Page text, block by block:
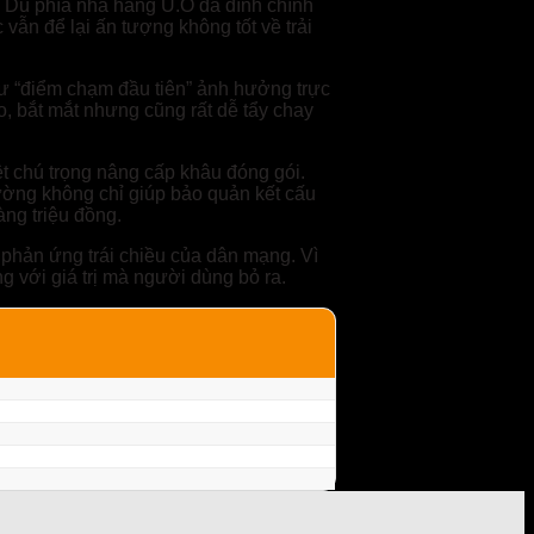
phía nhà hàng U.O đã đính chính
để lại ấn tượng không tốt về trải
chạm đầu tiên” ảnh hưởng trực
bắt mắt nhưng cũng rất dễ tẩy chay
chú trọng nâng cấp khâu đóng gói.
không chỉ giúp bảo quản kết cấu
triệu đồng.
ứng trái chiều của dân mạng. Vì
với giá trị mà người dùng bỏ ra.